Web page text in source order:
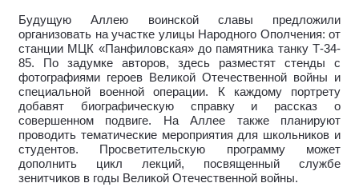
Будущую Аллею воинской славы предложили
организовать на участке улицы Народного Ополчения: от
станции МЦК «Панфиловская» до памятника танку Т-34-
85. По задумке авторов, здесь разместят стенды с
фотографиями героев Великой Отечественной войны и
специальной военной операции. К каждому портрету
добавят биографическую справку и рассказ о
совершенном подвиге. На Аллее также планируют
проводить тематические мероприятия для школьников и
студентов. Просветительскую программу может
дополнить цикл лекций, посвященный службе
зенитчиков в годы Великой Отечественной войны.